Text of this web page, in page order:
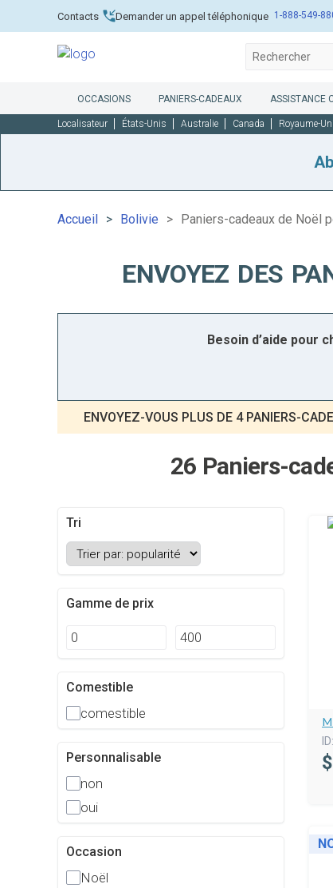
Contacts Demander un appel téléphonique 1-888-549-
OCCASIONS PANIERS-CADEAUX ASSISTANCE
Localisateur États-Unis Australie Canada Royaume-Uni
Accueil Bolivie Paniers-cadeaux de Noël
ENVOYEZ DES
Besoin d’aide pour
ENVOYEZ-VOUS PLUS DE 4 PANIERS-
26 Paniers-
Tri
Gamme de prix
Comestible
comestible
Personnalisable
non
oui
Occasion
Noël
ID:
$